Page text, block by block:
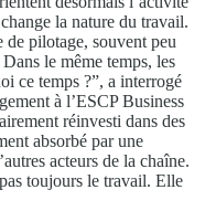
la nature du travail.
pilotage, souvent peu
le même temps, les
ce temps ?”, a interrogé
à l’ESCP Business
réinvesti dans des
absorbé par une
acteurs de la chaîne.
toujours le travail. Elle